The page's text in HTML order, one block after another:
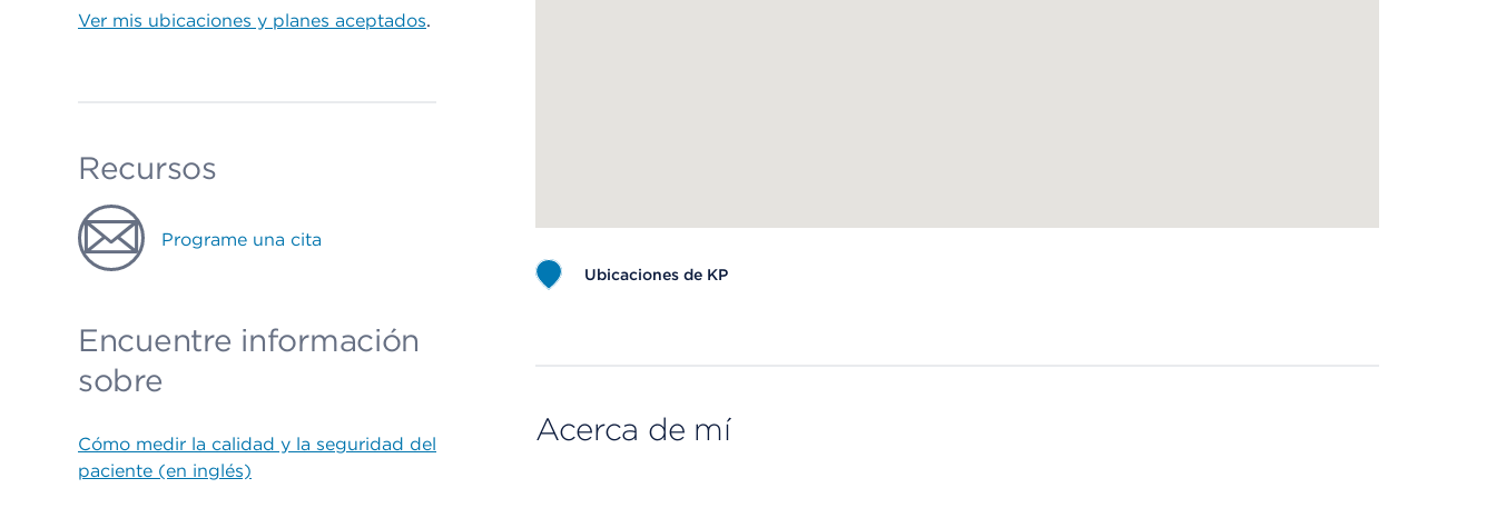
Ver mis ubicaciones y planes aceptados.
Recursos
Programe una cita
Encuentre información
sobre
Cómo medir la calidad y la seguridad del
paciente (en inglés)
Ubicaciones de KP
Acerca de mí